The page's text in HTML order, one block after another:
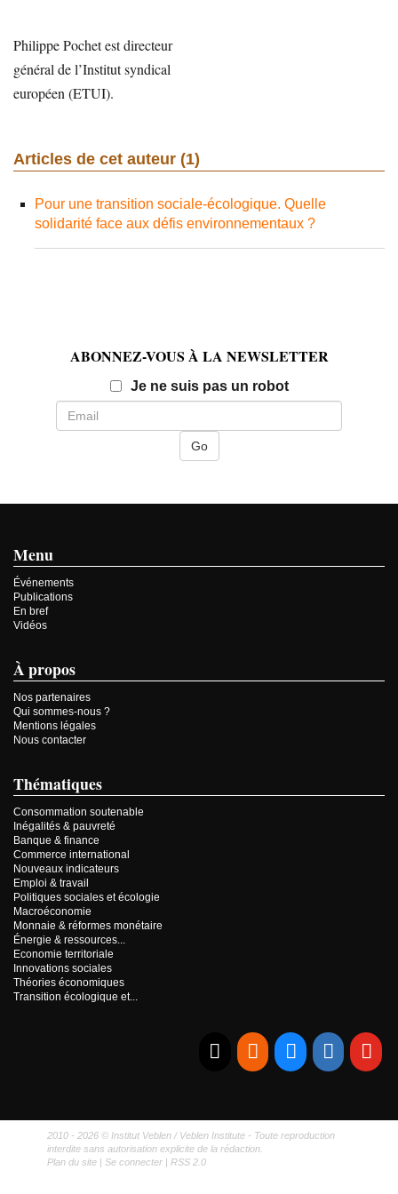
Philippe Pochet est directeur
général de l’Institut syndical
européen (ETUI).
Articles de cet auteur (1)
Pour une transition sociale-écologique. Quelle
solidarité face aux défis environnementaux ?
ABONNEZ-VOUS À LA NEWSLETTER
Je ne suis pas un robotEmail
Menu
Événements
Publications
En bref
Vidéos
À propos
Nos partenaires
Qui sommes-nous ?
Mentions légales
Nous contacter
Thématiques
Consommation soutenable
Inégalités & pauvreté
Banque & finance
Commerce international
Nouveaux indicateurs
Emploi & travail
Politiques sociales et écologie
Macroéconomie
Monnaie & réformes monétaire
Énergie & ressources...
Economie territoriale
Innovations sociales
Théories économiques
Transition écologique et...
2010 - 2026 © Institut Veblen / Veblen Institute - Toute reproduction
interdite sans autorisation explicite de la rédaction.
Plan du site |Se connecter |RSS 2.0